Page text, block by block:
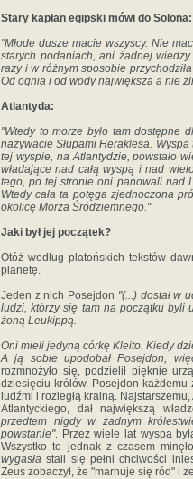
Stary kapłan egipski mówi do Solona:
"Młode dusze macie wszyscy. Nie
starych podaniach, ani żadnej
razy i w różnym sposobie
Od ognia i od wody największa a nie
Atlantyda:
"Wtedy to morze było tam dostępne
nazywacie Słupami Heraklesa.
tej wyspie, na Atlantydzie, powstało
władające nad całą wyspą i nad
tego, po tej stronie oni panowali nad
Wtedy cała ta potęga zjednoczona
okolicę Morza Śródziemnego."
Jaki był jej początek?
Otóż według platońskich tekstów
planetę.
Jeden z nich Posejdon "(...) dostał w
ludzi, którzy się tam na początku byli
żoną Leukippą.
Oni mieli jedyną córkę Kleito. Kiedy
A ją sobie upodobał Posejdon,
rozmnożyło się, podzielił pięknie
dziesięciu królów. Posejdon
ludźmi i rozległą krainą.
Atlantyckiego, dał największą
przedtem nigdy w żadnym
powstanie". Przez wiele lat wyspa
Wszystko to jednak z czasem
wygasła stali się pełni chciwości
Zeus zobaczył, że "marnuje się ród" i